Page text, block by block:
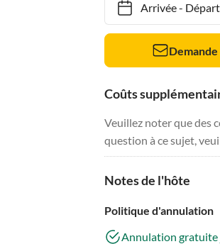
Arrivée- Départ
Coûts
Veuillez noter que des
question à ce sujet,
Notes de l'hôte
Politique d'annulation
Annulation gratuite